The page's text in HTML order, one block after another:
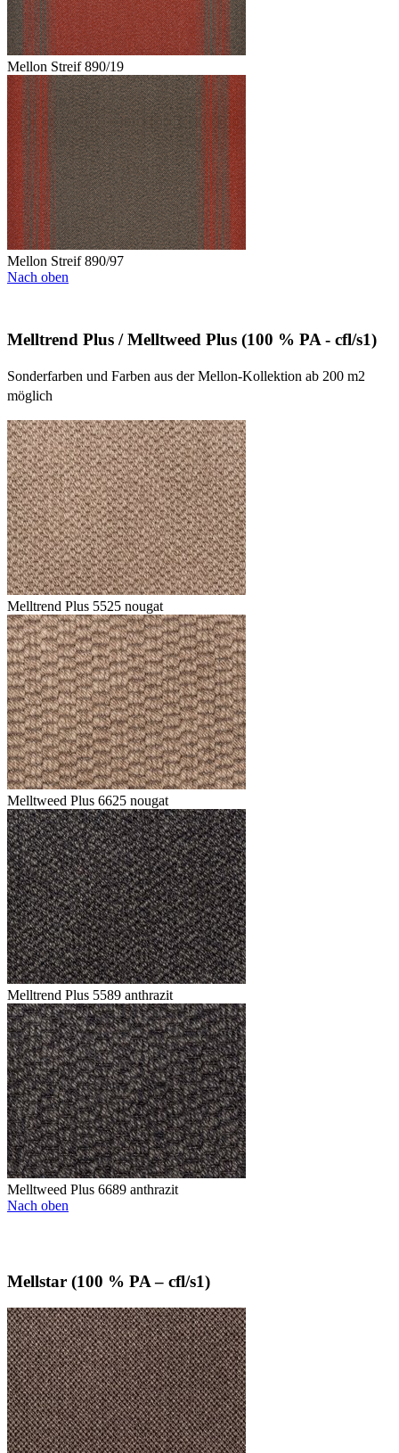
Mellon Streif 890/19
Mellon Streif 890/97
Nach oben
Melltrend Plus / Melltweed Plus (100 % PA - cfl/s1)
Sonderfarben und Farben aus der Mellon-Kollektion ab 200 m2
möglich
Melltrend Plus 5525 nougat
Melltweed Plus 6625 nougat
Melltrend Plus 5589 anthrazit
Melltweed Plus 6689 anthrazit
Nach oben
Mellstar (100 % PA – cfl/s1)